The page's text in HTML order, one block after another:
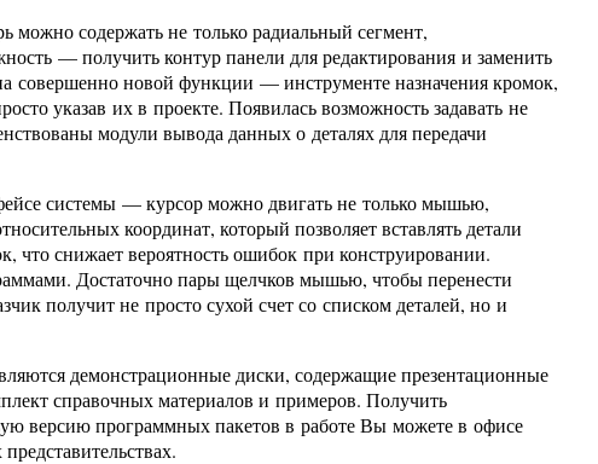
можно содержать не только радиальный сегмент,
— получить контур панели для редактирования и заменить
совершенно новой функции — инструменте назначения кромок,
указав их в проекте. Появилась возможность задавать не
модули вывода данных о деталях для передачи
системы — курсор можно двигать не только мышью,
координат, который позволяет вставлять детали
что снижает вероятность ошибок при конструировании.
Достаточно пары щелчков мышью, чтобы перенести
получит не просто сухой счет со списком деталей, но и
демонстрационные диски, содержащие презентационные
справочных материалов и примеров. Получить
версию программных пакетов в работе Вы можете в офисе